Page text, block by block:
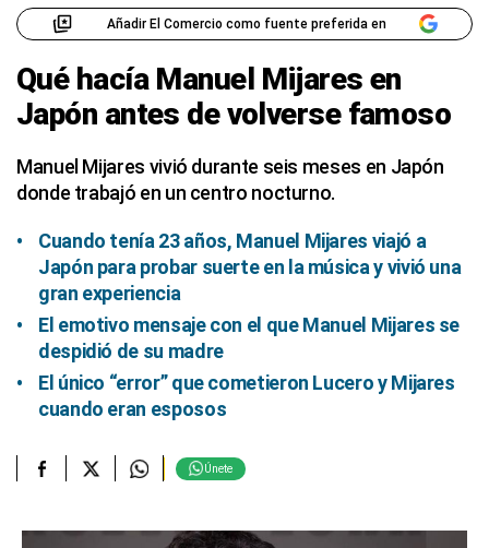
Añadir El Comercio como fuente preferida en
Qué hacía Manuel Mijares en
Japón antes de volverse famoso
Manuel Mijares vivió durante seis meses en Japón
donde trabajó en un centro nocturno.
Cuando tenía 23 años, Manuel Mijares viajó a
Japón para probar suerte en la música y vivió una
gran experiencia
El emotivo mensaje con el que Manuel Mijares se
despidió de su madre
El único “error” que cometieron Lucero y Mijares
cuando eran esposos
Únete